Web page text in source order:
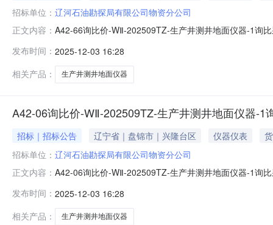
招标单位： 辽河石油勘探局有限公司物资分公司
正文内容： A42-66询比价-WⅡ-202509TZ-生产井测井地面仪器-1询
器-11.0.3.20251203公告(.pdf物资明细附件.xls
发布时间： 2025-12-03 16:28
相关产品：
生产井测井地面仪器
A42-06询比价-WⅡ-202509TZ-生产井测井地面仪器-1
招标｜招标公告 辽宁省｜盘锦市｜兴隆台区 仪器仪表
招标单位： 辽河石油勘探局有限公司物资分公司
正文内容： A42-06询比价-WⅡ-202509TZ-生产井测井地面仪器-1询
器-11.0.3.20251203公告(.pdf物资明细附件.xls
发布时间： 2025-12-03 16:28
相关产品：
生产井测井地面仪器